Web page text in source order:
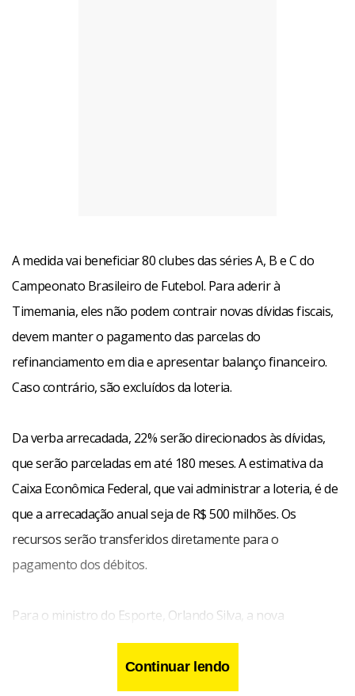
A medida vai beneficiar 80 clubes das séries A, B e C do
Campeonato Brasileiro de Futebol. Para aderir à
Timemania, eles não podem contrair novas dívidas fiscais,
devem manter o pagamento das parcelas do
refinanciamento em dia e apresentar balanço financeiro.
Caso contrário, são excluídos da loteria.
Da verba arrecadada, 22% serão direcionados às dívidas,
que serão parceladas em até 180 meses. A estimativa da
Caixa Econômica Federal, que vai administrar a loteria, é de
que a arrecadação anual seja de R$ 500 milhões. Os
recursos serão transferidos diretamente para o
pagamento dos débitos.
Para o ministro do Esporte, Orlando Silva, a nova
modalidade de jogo com as regras estabelecidas para a
participação dos clubes irá estimulá-los a “manter-se em
dia com seus débitos”.
Continuar lendo